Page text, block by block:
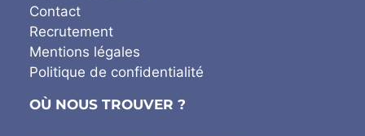
Contact
Recrutement
Mentions légales
Politique de confidentialité
OÙ NOUS TROUVER ?